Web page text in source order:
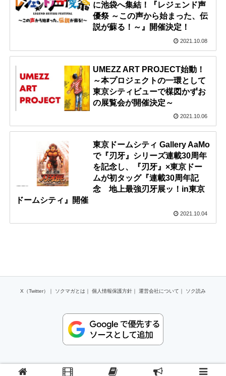
に池袋へ集結！『レジェンド声
優祭 ～この声から始まった、伝
説が蘇る！～』開催決定！
2021.10.08
UMEZZ ART PROJECT始動！
～本プロジェクトの一環として
東京シティビューで楳図かずお
の展覧会が開催決定～
2021.10.06
東京ドームシティ Gallery AaMo
で『刃牙』シリーズ連載30周年
を記念し、『刃牙』×東京ドー
ムが初タッグ『連載30周年記
念 地上最強刃牙展ッ！in東京
ドームシティ』開催
2021.10.04
X（Twitter） ｜ ソクマガとは ｜ 個人情報保護方針 ｜ 運営会社について ｜ ソク読み
Copyright (C) 2024 and factory,inc All Rights Reserved.